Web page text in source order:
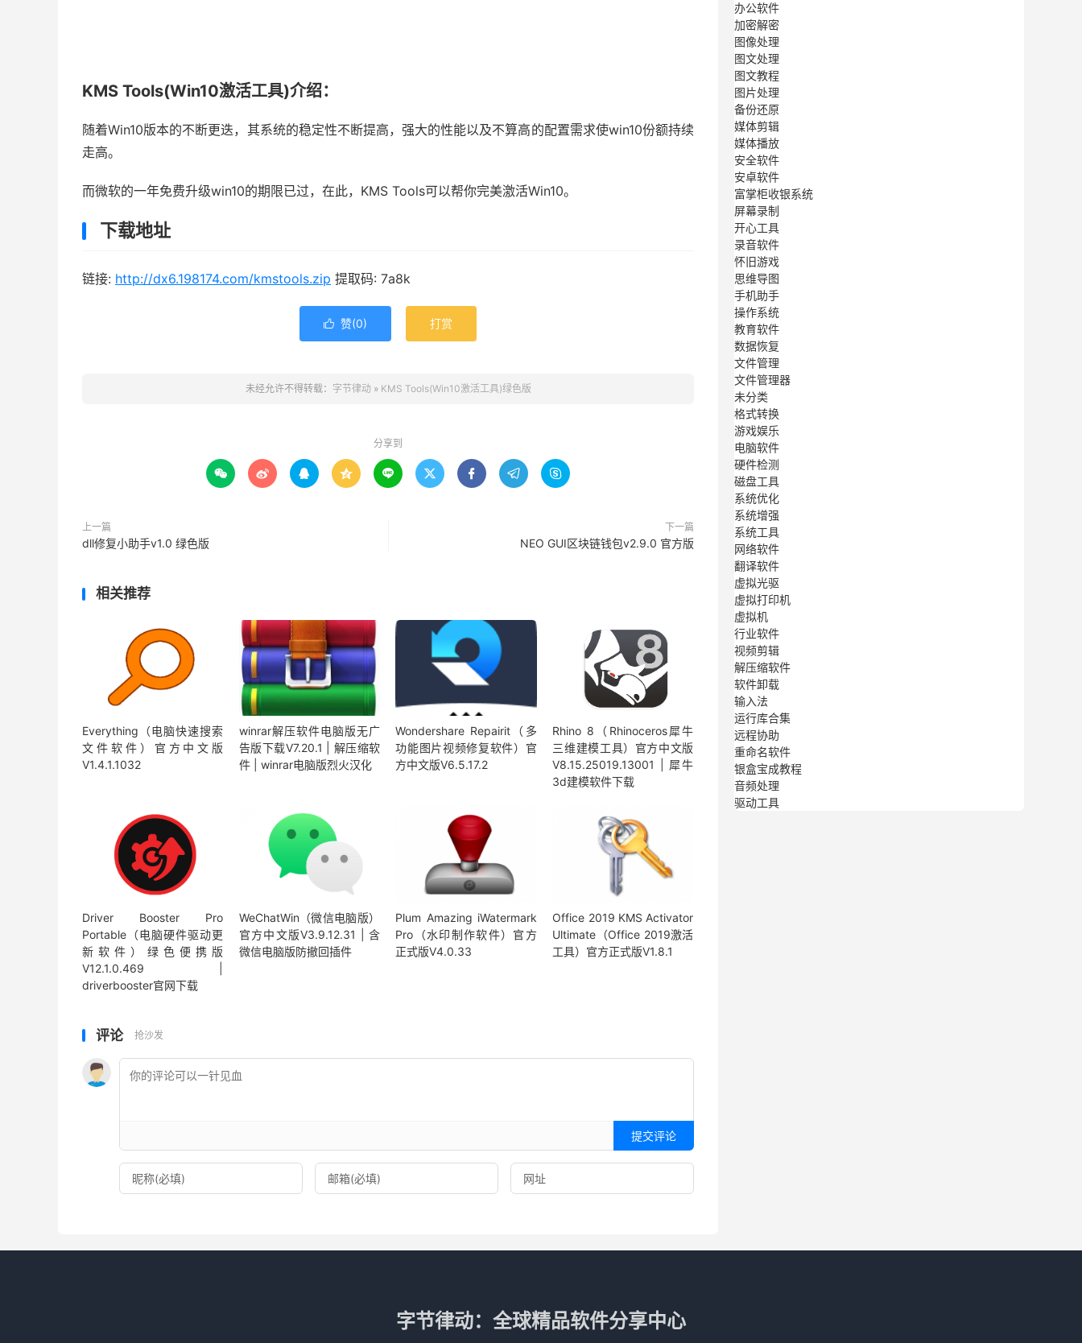
KMS Tools(Win10激活工具)介绍：
随着Win10版本的不断更迭，其系统的稳定性不断提高，强大的性能以及不算高的配置需求使win10份额持续
走高。
而微软的一年免费升级win10的期限已过，在此，KMS Tools可以帮你完美激活Win10。
下载地址
链接: http://dx6.198174.com/kmstools.zip 提取码: 7a8k
 赞(0) 打赏
未经允许不得转载： 字节律动» KMS Tools(Win10激活工具)绿色版
分享到
        
上一篇
dll修复小助手v1.0 绿色版
下一篇
NEO GUI区块链钱包v2.9.0 官方版
相关推荐
Everything（电脑快速搜索
文件软件）官方中文版
V1.4.1.1032
winrar解压软件电脑版无广
告版下载V7.20.1 | 解压缩软
件 | winrar电脑版烈火汉化
Wondershare Repairit（多
功能图片视频修复软件）官
方中文版V6.5.17.2
Rhino 8（Rhinoceros犀牛
三维建模工具）官方中文版
V8.15.25019.13001 | 犀牛
3d建模软件下载
Driver Booster Pro
Portable（电脑硬件驱动更
新软件）绿色便携版
V12.1.0.469 |
driverbooster官网下载
WeChatWin（微信电脑版）
官方中文版V3.9.12.31 | 含
微信电脑版防撤回插件
Plum Amazing iWatermark
Pro（水印制作软件）官方
正式版V4.0.33
Office 2019 KMS Activator
Ultimate（Office 2019激活
工具）官方正式版V1.8.1
评论 抢沙发
提交评论
办公软件
加密解密
图像处理
图文处理
图文教程
图片处理
备份还原
媒体剪辑
媒体播放
安全软件
安卓软件
富掌柜收银系统
屏幕录制
开心工具
录音软件
怀旧游戏
思维导图
手机助手
操作系统
教育软件
数据恢复
文件管理
文件管理器
未分类
格式转换
游戏娱乐
电脑软件
硬件检测
磁盘工具
系统优化
系统增强
系统工具
网络软件
翻译软件
虚拟光驱
虚拟打印机
虚拟机
行业软件
视频剪辑
解压缩软件
软件卸载
输入法
运行库合集
远程协助
重命名软件
银盒宝成教程
音频处理
驱动工具
字节律动：全球精品软件分享中心